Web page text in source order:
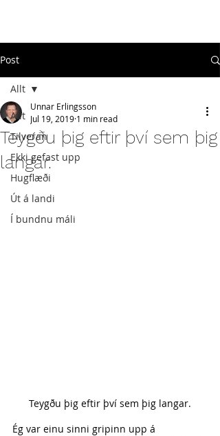
Post
Allt
Tilveran
Ekki gefast upp
Hugflæði
Út á landi
Í bundnu máli
Allt
Teygðu þig eftir því sem þig
langar.
Unnar Erlingsson
Jul 19, 2019 1 min read
Teygðu þig eftir því sem þig langar.
Ég var einu sinni gripinn upp á